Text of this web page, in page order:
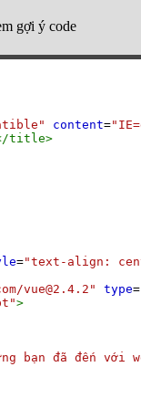
gợi ý code
content=
title>
="text-align:
vue@2.4.2" type=
>
bạn đã đến